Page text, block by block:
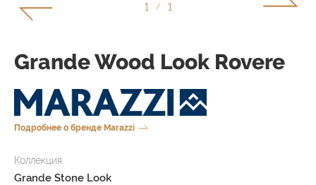
1 / 1
Grande Wood Look Rovere
Подробнее о бренде Marazzi
Коллекция
Grande Stone Look